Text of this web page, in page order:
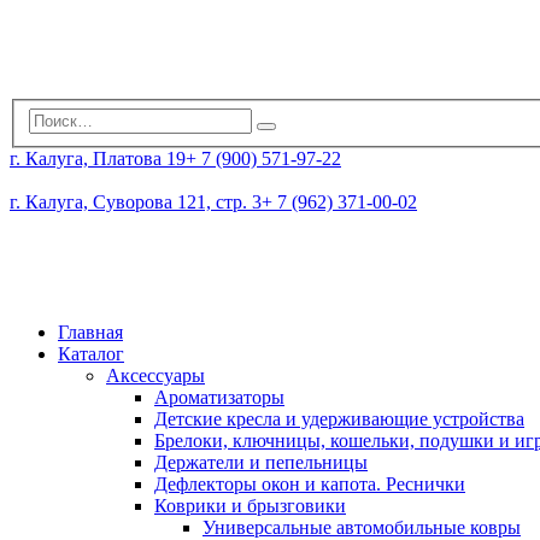
г. Калуга, Платова 19+ 7 (900) 571-97-22
г. Калуга, Суворова 121, стр. 3+ 7 (962) 371-00-02
Главная
Каталог
Аксессуары
Ароматизаторы
Детские кресла и удерживающие устройства
Брелоки, ключницы, кошельки, подушки и
Держатели и пепельницы
Дефлекторы окон и капота. Реснички
Коврики и брызговики
Универсальные автомобильные ковры